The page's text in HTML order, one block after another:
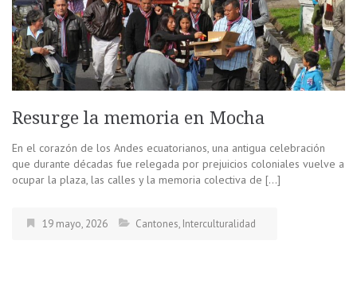
Resurge la memoria en Mocha
En el corazón de los Andes ecuatorianos, una antigua celebración
que durante décadas fue relegada por prejuicios coloniales vuelve a
ocupar la plaza, las calles y la memoria colectiva de […]
19 mayo, 2026 Cantones, Interculturalidad